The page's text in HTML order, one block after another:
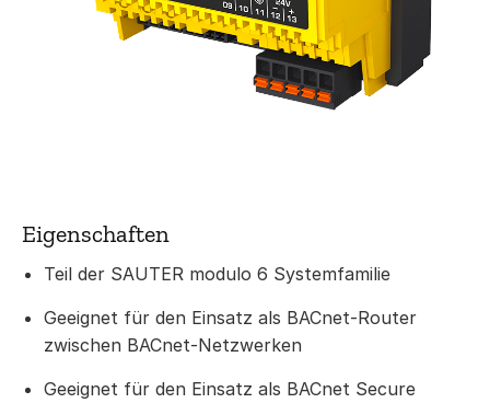
Eigenschaften
Teil der SAUTER modulo 6 Systemfamilie
Geeignet für den Einsatz als BACnet-Router
zwischen BACnet-Netzwerken
Geeignet für den Einsatz als BACnet Secure